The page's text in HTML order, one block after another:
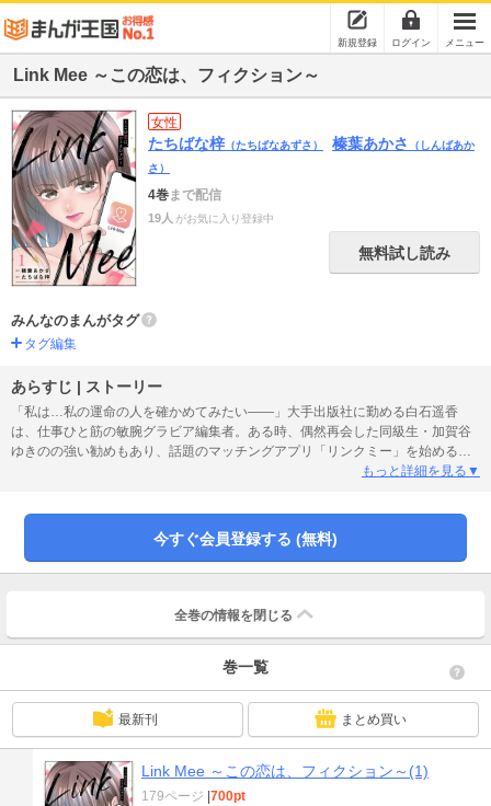
新規登録 ログイン メニュー
Link Mee ～この恋は、フィクション～
女性
たちばな梓 （たちばなあずさ） 榛葉あかさ
（しんばあか
さ）
4巻まで配信
19人 がお気に入り登録中
無料試し読み
みんなのまんがタグ
タグ編集
あらすじ | ストーリー
「私は…私の運命の人を確かめてみたい――」大手出版社に勤める白石遥香
は、仕事ひと筋の敏腕グラビア編集者。ある時、偶然再会した同級生・加賀谷
ゆきのの強い勧めもあり、話題のマッチングアプリ「リンクミー」を始めるこ
とになる。すれ違う回数とプロフィールをもとに、理想の運命の人を探し出す
イスぺイケメン・神宮寺湊斗とマッチングし……!? ――詐欺に売春、裏社会
の闇を鮮烈に描く榛葉あかさの原案をもとに、大ヒット作『RISKY ～復讐は罪
の味～』『バニシング・ツイン ～私の中の君～』のたちばな梓が圧倒的筆致で
描く、予測不能なラブサスペンス、ついに開幕!!
もっと詳細を見る▼
今すぐ会員登録する (無料)
全巻の情報を 閉じる
巻一覧
最新刊 まとめ買い
Link Mee ～この恋は、フィクション～(1)
179ページ 700pt